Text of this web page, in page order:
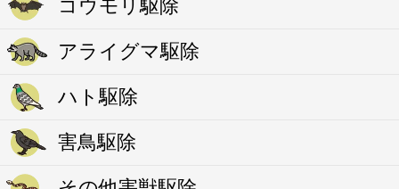
コウモリ駆除
アライグマ駆除
ハト駆除
害鳥駆除